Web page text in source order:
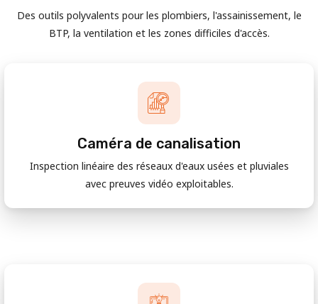
Des outils polyvalents pour les plombiers, l'assainissement, le
BTP, la ventilation et les zones difficiles d'accès.
Caméra de canalisation
Inspection linéaire des réseaux d'eaux usées et pluviales
avec preuves vidéo exploitables.